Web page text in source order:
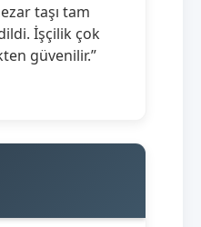
taşı tam
İşçilik çok
güvenilir.”